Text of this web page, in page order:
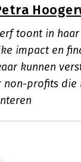
toont in
impact en
kunnen
non-profits